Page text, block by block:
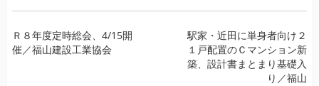
投
稿
Ｒ８年度定時総会、4/15開
催／福山建設工業協会
駅家・近田に単身者向け２
１戸配置のＣマンション新
築、設計書まとまり基礎入
り／福山